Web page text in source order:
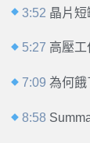
3:52 晶片
5:27 高壓工
7:09 為何餓
8:58